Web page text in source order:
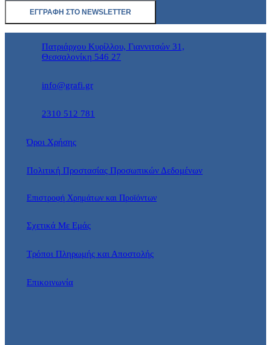
Πατριάρχου Κυρίλλου, Γιαννιτσών 31,
Θεσσαλονίκη 546 27
info@grafi.gr
2310 512 781
Όροι Χρήσης
Πολιτική Προστασίας Προσωπικών Δεδομένων
Επιστροφή Χρημάτων και Προϊόντων
Σχετικά Με Εμάς
Τρόποι Πληρωμής και Αποστολής
Επικοινωνία